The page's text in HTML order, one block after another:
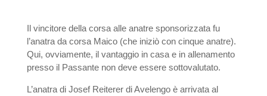
Il vincitore della corsa alle anatre sponsorizzata fu
l’anatra da corsa Maico (che iniziò con cinque anatre).
Qui, ovviamente, il vantaggio in casa e in allenamento
presso il Passante non deve essere sottovalutato.
L’anatra di Josef Reiterer di Avelengo è arrivata al